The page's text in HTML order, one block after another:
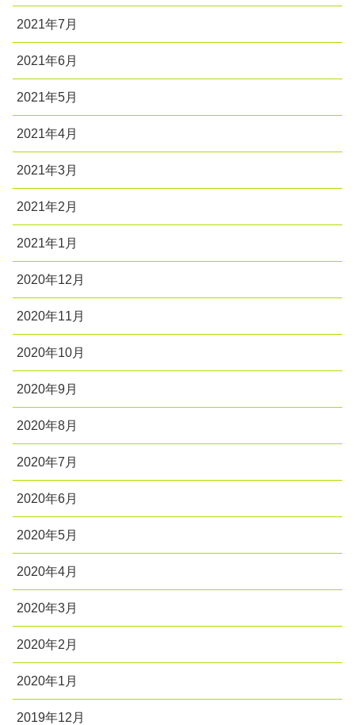
2021年7月
2021年6月
2021年5月
2021年4月
2021年3月
2021年2月
2021年1月
2020年12月
2020年11月
2020年10月
2020年9月
2020年8月
2020年7月
2020年6月
2020年5月
2020年4月
2020年3月
2020年2月
2020年1月
2019年12月